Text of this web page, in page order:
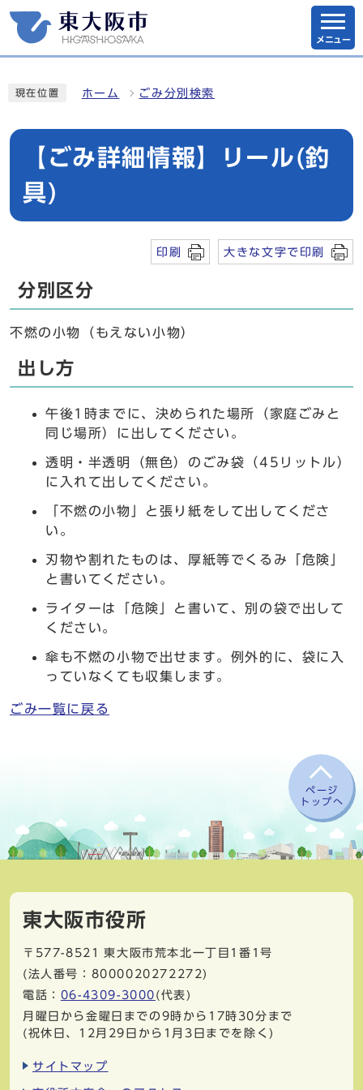
メニュー
現在位置 ホーム ごみ分別検索
【ごみ詳細情報】リール(釣
具)
印刷 大きな文字で印刷
分別区分
不燃の小物（もえない小物）
出し方
午後1時までに、決められた場所（家庭ごみと
同じ場所）に出してください。
透明・半透明（無色）のごみ袋（45リットル）
に入れて出してください。
「不燃の小物」と張り紙をして出してくださ
い。
刃物や割れたものは、厚紙等でくるみ「危険」
と書いてください。
ライターは「危険」と書いて、別の袋で出して
ください。
傘も不燃の小物で出せます。例外的に、袋に入
っていなくても収集します。
ごみ一覧に戻る
ページ
トップへ
東大阪市役所
〒577-8521
東大阪市荒本北一丁目1番1号
(法人番号：8000020272272)
電話： 06-4309-3000 (代表)
月曜日から金曜日までの9時から17時30分まで
(祝休日、12月29日から1月3日までを除く)
サイトマップ